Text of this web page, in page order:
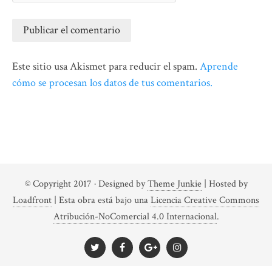
Este sitio usa Akismet para reducir el spam. Aprende
cómo se procesan los datos de tus comentarios.
© Copyright 2017 · Designed byTheme Junkie| Hosted by
Loadfront Esta obra está bajo unaLicencia Creative Commons
Atribución-NoComercial 4.0 Internacional.